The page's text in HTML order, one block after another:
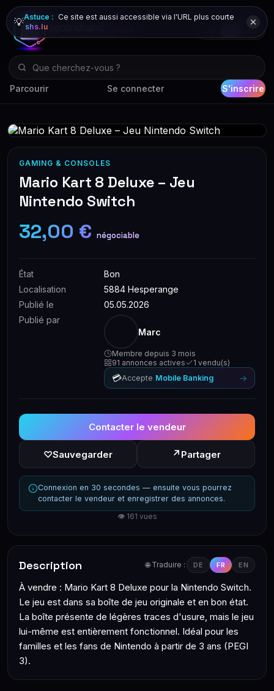
Parcourir Se connecter S'inscrire
💡Astuce : Ce site est aussi accessible via l'URL plus courte
shs.lu
GAMING & CONSOLES
Mario Kart 8 Deluxe – Jeu
Nintendo Switch
32,00 € négociable
État
Bon
Localisation
5884 Hesperange
Publié le
05.05.2026
Publié par
Marc
Membre depuis 3 mois
91 annonces actives
1 vendu(s)
💳Accepte Mobile Banking →
Contacter le vendeur
♡Sauvegarder ↗ Partager
Connexion en 30 secondes — ensuite vous pourrez
contacter le vendeur et enregistrer des annonces.
👁 161 vues
Description 🌐 Traduire : DE FR EN
À vendre : Mario Kart 8 Deluxe pour la Nintendo Switch.
Le jeu est dans sa boîte de jeu originale et en bon état.
La boîte présente de légères traces d'usure, mais le jeu
lui-même est entièrement fonctionnel. Idéal pour les
familles et les fans de Nintendo à partir de 3 ans (PEGI
3).